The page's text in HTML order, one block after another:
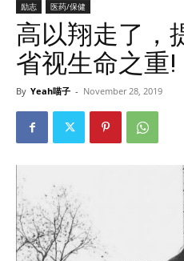
励志 医药/保健
高以翔走了，
省视生命之重!
By Yeah喵子 - November 28, 2019